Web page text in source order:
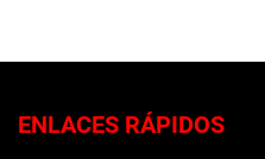
ENLACES RÁPIDOS